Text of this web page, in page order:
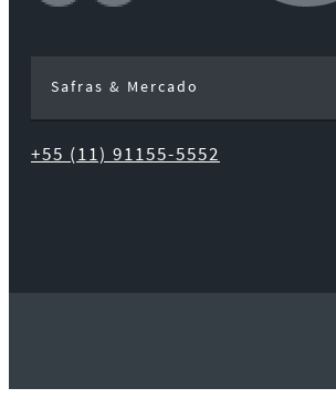
Safras & Mercado
+55 (11) 91155-5552